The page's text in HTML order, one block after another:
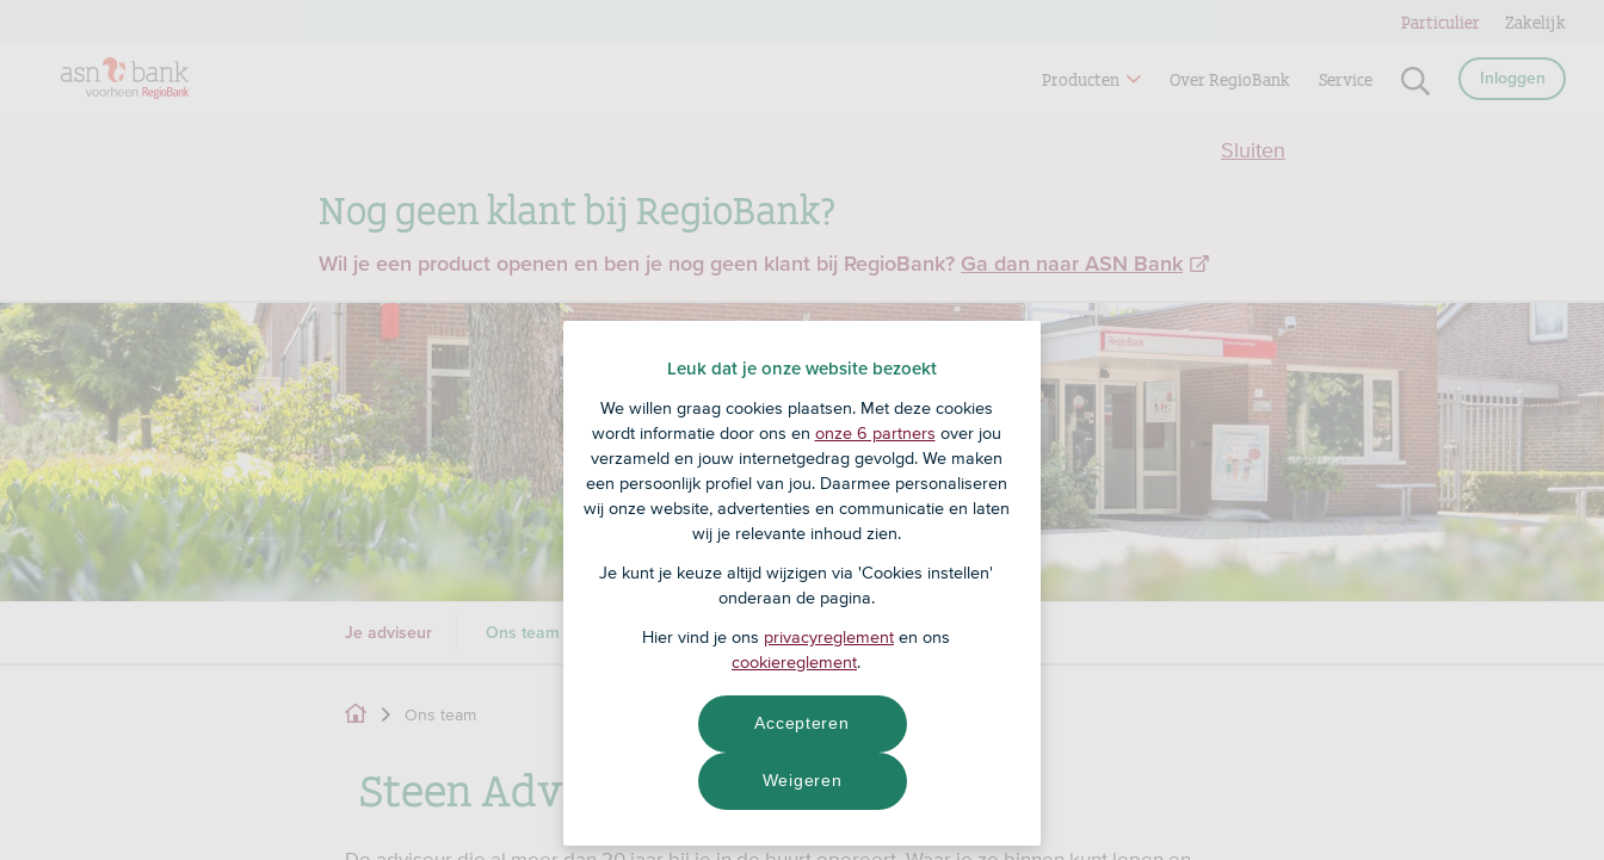
Nog geen klant bij RegioBank?
Wil je een product openen en ben je nog geen klant bij RegioBank? Ga dan naar ASN Bank
Sluiten
Producten Over RegioBank Service Inloggen
Particulier Zakelijk
Je adviseur Ons team
Ons team
Steen Adviesgroep
Leuk dat je onze website bezoekt
We willen graag cookies plaatsen. Met deze cookies
wordt informatie door ons en onze 6 partners over jou
verzameld en jouw internetgedrag gevolgd. We maken
een persoonlijk profiel van jou. Daarmee personaliseren
wij onze website, advertenties en communicatie en laten
wij je relevante inhoud zien.
Je kunt je keuze altijd wijzigen via 'Cookies instellen'
onderaan de pagina.
Hier vind je ons privacyreglement en ons
cookiereglement.
Weigeren
Accepteren